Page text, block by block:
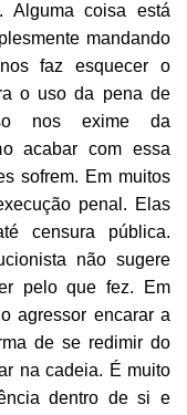
Alguma coisa está
mandando
faz esquecer o
o uso da pena de
nos exime da
acabar com essa
sofrem. Em muitos
penal. Elas
censura pública.
não sugere
pelo que fez. Em
agressor encarar a
de se redimir do
na cadeia. É muito
dentro de si e